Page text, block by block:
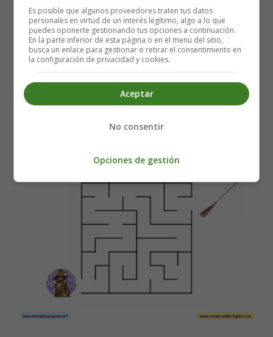
fichas infantiles
halloween
Leer más: Worksheets Halloween 06 - Fichas Halloween
en Inglés
Worksheets Halloween 07 - Fichas
Es posible que algunos proveedores traten tus datos
personales en virtud de un interés legítimo, algo a lo que
puedes oponerte gestionando tus opciones a continuación.
En la parte inferior de esta página o en el menú del sitio,
busca un enlace para gestionar o retirar el consentimiento en
la configuración de privacidad y cookies.
Aceptar
No consentir
Opciones de gestión